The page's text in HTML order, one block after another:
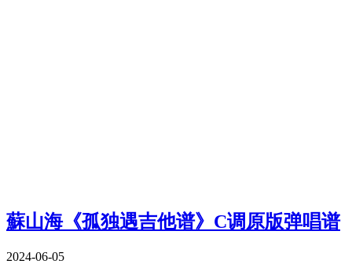
蘇山海《孤独遇吉他谱》C调原版弹唱谱
2024-06-05